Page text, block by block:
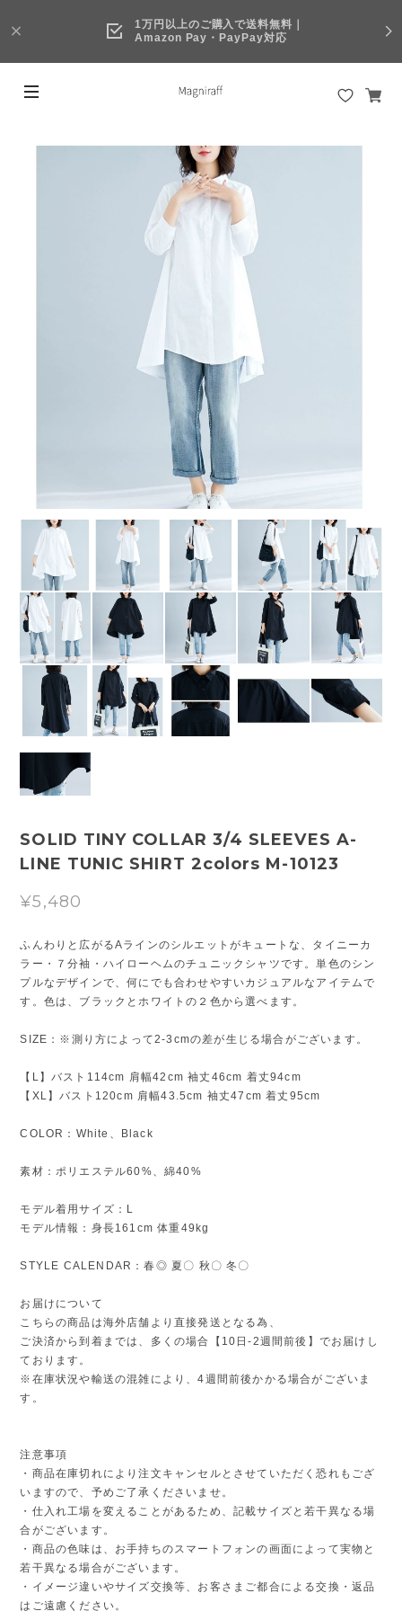
1万円以上のご購入で送料無料｜
Amazon Pay・PayPay対応
SOLID TINY COLLAR 3/4 SLEEVES A-
LINE TUNIC SHIRT 2colors M-10123
¥5,480
ふんわりと広がるAラインのシルエットがキュートな、タイニーカ
ラー・７分袖・ハイローヘムのチュニックシャツです。単色のシン
プルなデザインで、何にでも合わせやすいカジュアルなアイテムで
す。色は、ブラックとホワイトの２色から選べます。
SIZE：※測り方によって2-3cmの差が生じる場合がございます。
【L】バスト114cm 肩幅42cm 袖丈46cm 着丈94cm
【XL】バスト120cm 肩幅43.5cm 袖丈47cm 着丈95cm
COLOR：White、Black
素材：ポリエステル60%、綿40%
モデル着用サイズ：L
モデル情報：身長161cm 体重49kg
STYLE CALENDAR：春◎ 夏〇 秋〇 冬〇
お届けについて
こちらの商品は海外店舗より直接発送となる為、
ご決済から到着までは、多くの場合【10日-2週間前後】でお届けし
ております。
※在庫状況や輸送の混雑により、4週間前後かかる場合がございま
す。
注意事項
・商品在庫切れにより注文キャンセルとさせていただく恐れもござ
いますので、予めご了承くださいませ。
・仕入れ工場を変えることがあるため、記載サイズと若干異なる場
合がございます。
・商品の色味は、お手持ちのスマートフォンの画面によって実物と
若干異なる場合がございます。
・イメージ違いやサイズ交換等、お客さまご都合による交換・返品
はご遠慮ください。